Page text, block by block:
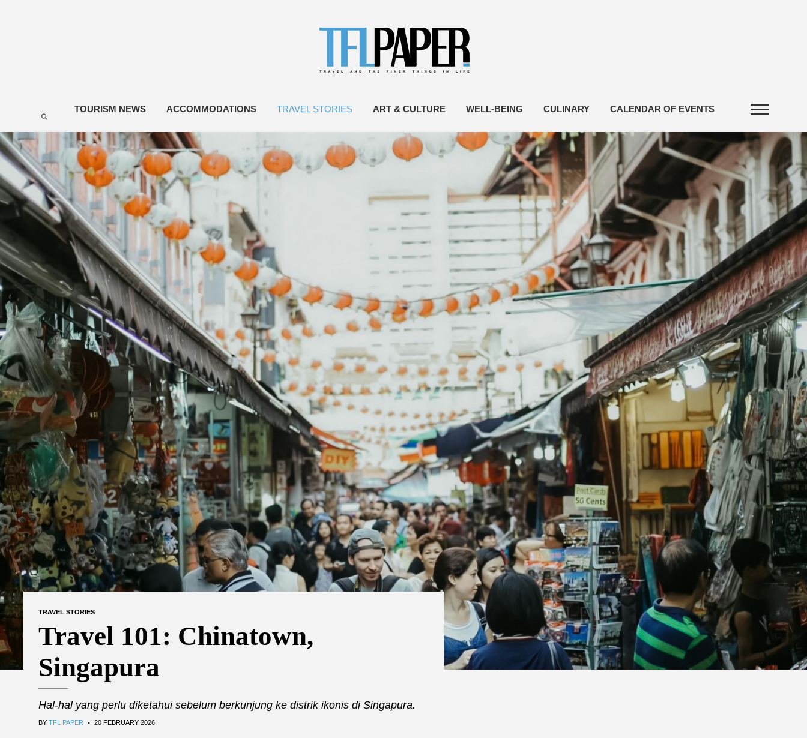
TOURISM NEWS ACCOMMODATIONS TRAVEL STORIES ART & CULTURE WELL-BEING CULINARY CALENDAR OF EVENTS
TRAVEL STORIES
Travel 101: Chinatown,
Singapura
Hal-hal yang perlu diketahui sebelum berkunjung ke distrik ikonis di Singapura.
BY TFL PAPER . 20 FEBRUARY 2026